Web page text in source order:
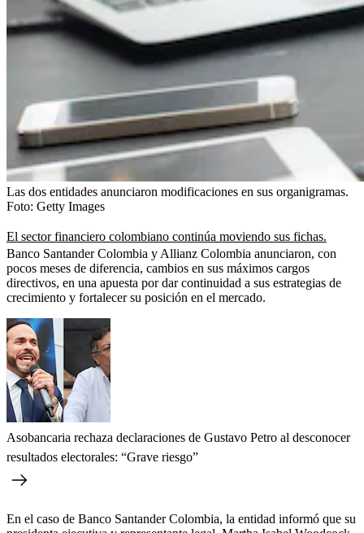
Las dos entidades anunciaron modificaciones en sus organigramas.
Foto: Getty Images
El sector financiero colombiano continúa moviendo sus fichas.
Banco Santander Colombia y Allianz Colombia anunciaron, con
pocos meses de diferencia, cambios en sus máximos cargos
directivos, en una apuesta por dar continuidad a sus estrategias de
crecimiento y fortalecer su posición en el mercado.
Asobancaria rechaza declaraciones de Gustavo Petro al desconocer
resultados electorales: “Grave riesgo”
En el caso de Banco Santander Colombia, la entidad informó que su